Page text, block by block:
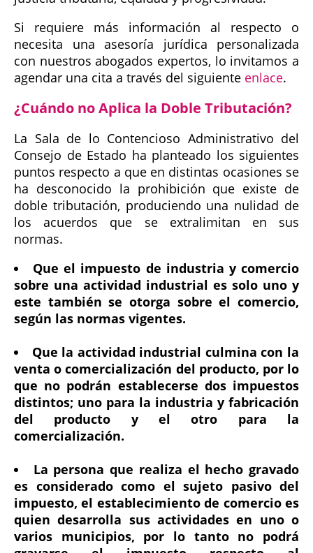
Si requiere más información al respecto o
necesita una asesoría jurídica personalizada
con nuestros abogados expertos, lo invitamos a
agendar una cita a través del siguiente enlace.
¿Cuándo no Aplica la Doble Tributación?
La Sala de lo Contencioso Administrativo del
Consejo de Estado ha planteado los siguientes
puntos respecto a que en distintas ocasiones se
ha desconocido la prohibición que existe de
doble tributación, produciendo una nulidad de
los acuerdos que se extralimitan en sus
normas.
Que el impuesto de industria y comercio
sobre una actividad industrial es solo uno y
este también se otorga sobre el comercio,
según las normas vigentes.
Que la actividad industrial culmina con la
venta o comercialización del producto, por lo
que no podrán establecerse dos impuestos
distintos; uno para la industria y fabricación
del producto y el otro para la
comercialización.
La persona que realiza el hecho gravado
es considerado como el sujeto pasivo del
impuesto, el establecimiento de comercio es
quien desarrolla sus actividades en uno o
varios municipios, por lo tanto no podrá